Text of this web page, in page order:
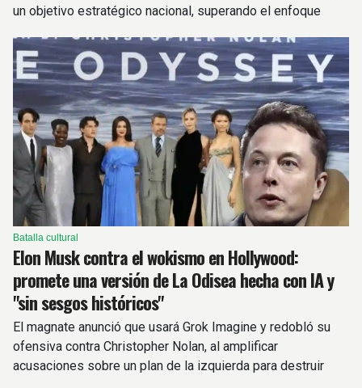
un objetivo estratégico nacional, superando el enfoque
Batalla cultural
Elon Musk contra el wokismo en Hollywood:
promete una versión de La Odisea hecha con IA y
"sin sesgos históricos"
El magnate anunció que usará Grok Imagine y redobló su
ofensiva contra Christopher Nolan, al amplificar
acusaciones sobre un plan de la izquierda para destruir